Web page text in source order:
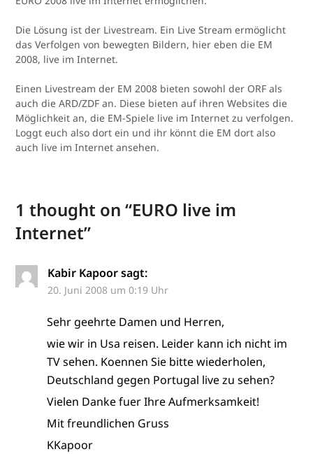
Die Lösung ist der Livestream. Ein Live Stream ermöglicht
das Verfolgen von bewegten Bildern, hier eben die EM
2008, live im Internet.
Einen Livestream der EM 2008 bieten sowohl der ORF als
auch die ARD/ZDF an. Diese bieten auf ihren Websites die
Möglichkeit an, die EM-Spiele live im Internet zu verfolgen.
Loggt euch also dort ein und ihr könnt die EM dort also
auch live im Internet ansehen.
1 thought on “EURO live im
Internet”
Kabir Kapoor sagt:
20. Juni 2008 um 0:19 Uhr
Sehr geehrte Damen und Herren,
wie wir in Usa reisen. Leider kann ich nicht im
TV sehen. Koennen Sie bitte wiederholen,
Deutschland gegen Portugal live zu sehen?
Vielen Danke fuer Ihre Aufmerksamkeit!
Mit freundlichen Gruss
KKapoor